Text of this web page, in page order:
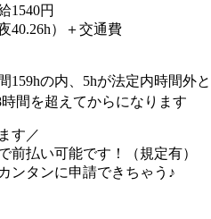
1540円
40.26h）＋交通費
の内、5hが法定内時間外と
間を超えてからになります
す／
前払い可能です！（規定有）
ンタンに申請できちゃう♪